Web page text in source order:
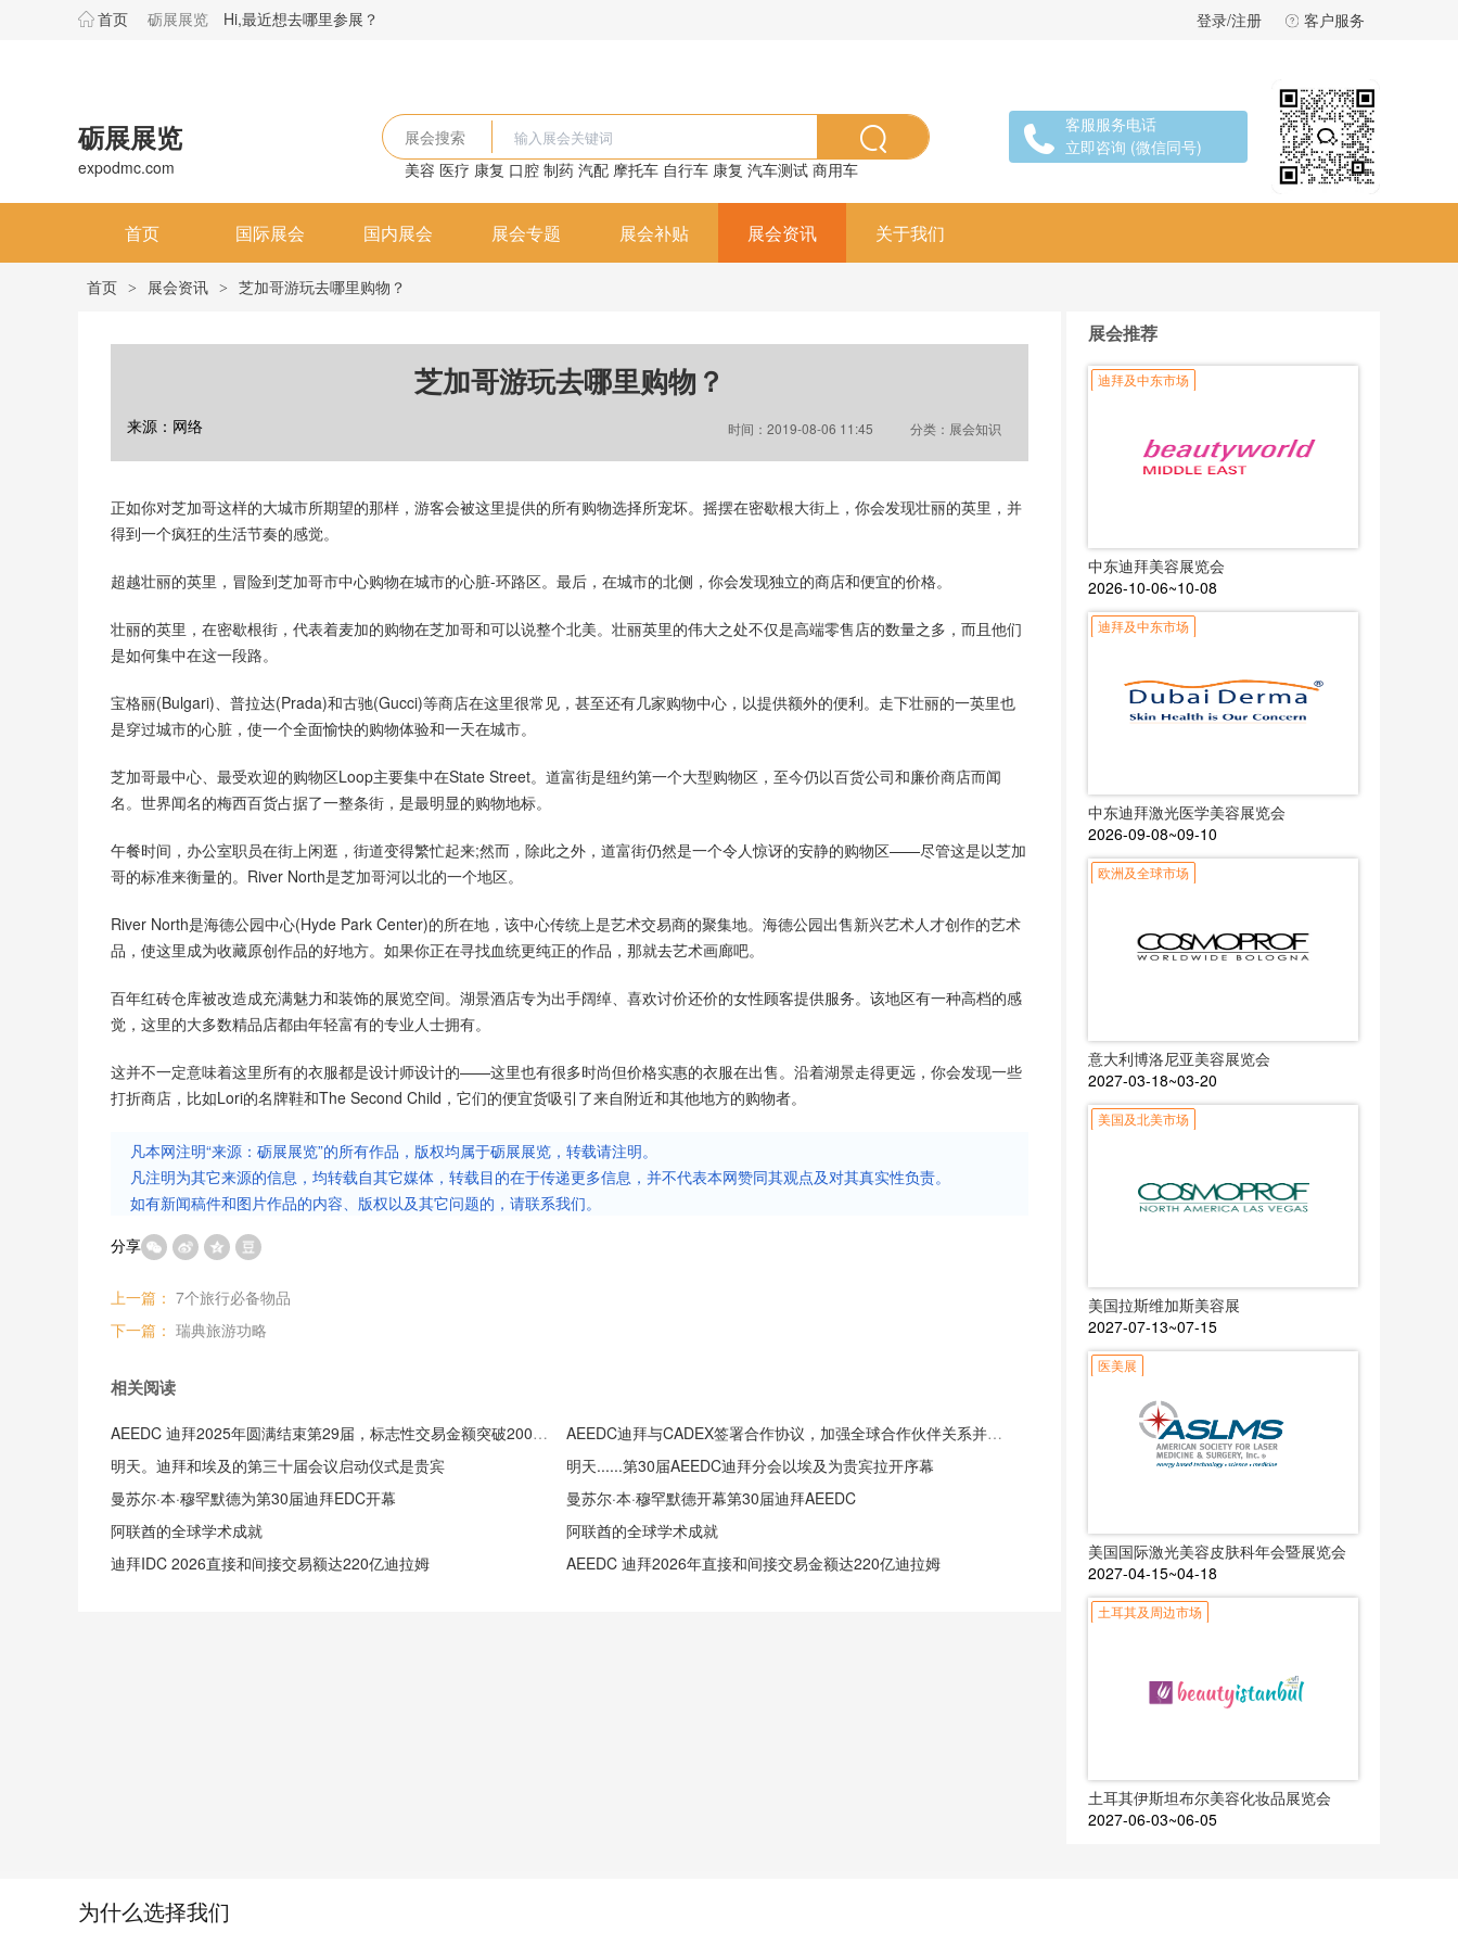
首页 砺展展览 Hi,最近想去哪里参展？ 登录/注册 客户服务
砺展展览
expodmc.com
展会搜索
美容 医疗 康复 口腔 制药 汽配 摩托车 自行车 康复 汽车测试 商用车
客服服务电话
立即咨询 (微信同号)
首页 国际展会 国内展会 展会专题 展会补贴 展会资讯 关于我们
首页 > 展会资讯 > 芝加哥游玩去哪里购物？
芝加哥游玩去哪里购物？
来源：网络 时间：2019-08-06 11:45 分类：展会知识
正如你对芝加哥这样的大城市所期望的那样，游客会被这里提供的所有购物选择所宠坏。摇摆在密歇根大街上，你会发现壮丽的英里，并
得到一个疯狂的生活节奏的感觉。
超越壮丽的英里，冒险到芝加哥市中心购物在城市的心脏-环路区。最后，在城市的北侧，你会发现独立的商店和便宜的价格。
壮丽的英里，在密歇根街，代表着麦加的购物在芝加哥和可以说整个北美。壮丽英里的伟大之处不仅是高端零售店的数量之多，而且他们
是如何集中在这一段路。
宝格丽(Bulgari)、普拉达(Prada)和古驰(Gucci)等商店在这里很常见，甚至还有几家购物中心，以提供额外的便利。走下壮丽的一英里也
是穿过城市的心脏，使一个全面愉快的购物体验和一天在城市。
芝加哥最中心、最受欢迎的购物区Loop主要集中在State Street。道富街是纽约第一个大型购物区，至今仍以百货公司和廉价商店而闻
名。世界闻名的梅西百货占据了一整条街，是最明显的购物地标。
午餐时间，办公室职员在街上闲逛，街道变得繁忙起来;然而，除此之外，道富街仍然是一个令人惊讶的安静的购物区——尽管这是以芝加
哥的标准来衡量的。River North是芝加哥河以北的一个地区。
River North是海德公园中心(Hyde Park Center)的所在地，该中心传统上是艺术交易商的聚集地。海德公园出售新兴艺术人才创作的艺术
品，使这里成为收藏原创作品的好地方。如果你正在寻找血统更纯正的作品，那就去艺术画廊吧。
百年红砖仓库被改造成充满魅力和装饰的展览空间。湖景酒店专为出手阔绰、喜欢讨价还价的女性顾客提供服务。该地区有一种高档的感
觉，这里的大多数精品店都由年轻富有的专业人士拥有。
这并不一定意味着这里所有的衣服都是设计师设计的——这里也有很多时尚但价格实惠的衣服在出售。沿着湖景走得更远，你会发现一些
打折商店，比如Lori的名牌鞋和The Second Child，它们的便宜货吸引了来自附近和其他地方的购物者。
凡本网注明“来源：砺展展览”的所有作品，版权均属于砺展展览，转载请注明。
凡注明为其它来源的信息，均转载自其它媒体，转载目的在于传递更多信息，并不代表本网赞同其观点及对其真实性负责。
如有新闻稿件和图片作品的内容、版权以及其它问题的，请联系我们。
分享
上一篇： 7个旅行必备物品
下一篇： 瑞典旅游功略
相关阅读
AEEDC 迪拜2025年圆满结束第29届，标志性交易金额突破200亿迪拉姆
AEEDC迪拜与CADEX签署合作协议，加强全球合作伙伴关系并确保相互支持
明天。迪拜和埃及的第三十届会议启动仪式是贵宾
明天......第30届AEEDC迪拜分会以埃及为贵宾拉开序幕
曼苏尔·本·穆罕默德为第30届迪拜EDC开幕
曼苏尔·本·穆罕默德开幕第30届迪拜AEEDC
阿联酋的全球学术成就
阿联酋的全球学术成就
迪拜IDC 2026直接和间接交易额达220亿迪拉姆
AEEDC 迪拜2026年直接和间接交易金额达220亿迪拉姆
展会推荐
迪拜及中东市场
中东迪拜美容展览会
2026-10-06~10-08
迪拜及中东市场
中东迪拜激光医学美容展览会
2026-09-08~09-10
欧洲及全球市场
意大利博洛尼亚美容展览会
2027-03-18~03-20
美国及北美市场
美国拉斯维加斯美容展
2027-07-13~07-15
医美展
美国国际激光美容皮肤科年会暨展览会
2027-04-15~04-18
土耳其及周边市场
土耳其伊斯坦布尔美容化妆品展览会
2027-06-03~06-05
为什么选择我们